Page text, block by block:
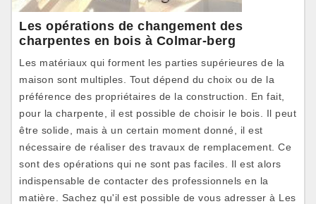
Les opérations de changement des
charpentes en bois à Colmar-berg
Les matériaux qui forment les parties supérieures de la
maison sont multiples. Tout dépend du choix ou de la
préférence des propriétaires de la construction. En fait,
pour la charpente, il est possible de choisir le bois. Il peut
être solide, mais à un certain moment donné, il est
nécessaire de réaliser des travaux de remplacement. Ce
sont des opérations qui ne sont pas faciles. Il est alors
indispensable de contacter des professionnels en la
matière. Sachez qu'il est possible de vous adresser à Les